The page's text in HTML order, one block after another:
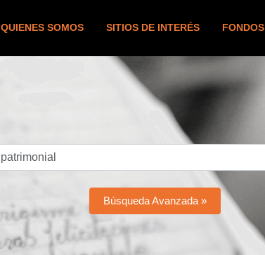
QUIENES SOMOS SITIOS DE INTERÉS FONDOS
Búsqueda Avanzada »